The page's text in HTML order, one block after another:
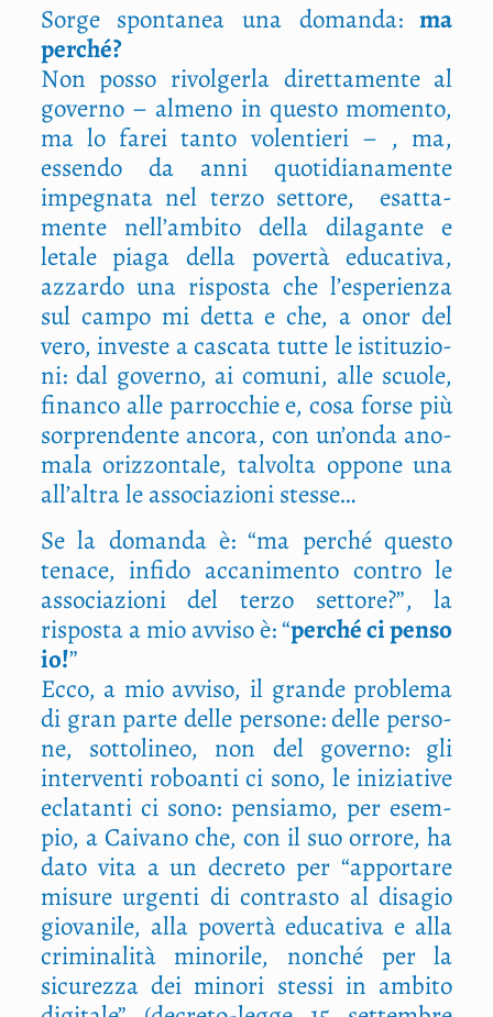
Sor­ge spon­ta­nea una doman­da:ma
per­ché?
Non pos­so rivol­ger­la diret­ta­men­te al
gover­no – alme­no in que­sto momen­to,
ma lo farei tan­to volen­tie­ri – , ma,
essen­do da anni quo­ti­dia­na­men­te
impe­gna­ta nel ter­zo set­to­re,
esat­ta­
men­te nell’ambito del­la dila­gan­te e
leta­le pia­ga del­la pover­tà edu­ca­ti­va,
azzar­do una rispo­sta che l’esperienza
sul cam­po mi det­ta e che, a onor del
vero, inve­ste a casca­ta tut­te le isti­tu­zio­
ni: dal gover­no, ai comu­ni, alle scuo­le,
finan­co alle par­roc­chie e, cosa for­se più
sor­pren­den­te anco­ra, con un’onda ano­
ma­la oriz­zon­ta­le, tal­vol­ta oppo­ne una
all’altra le asso­cia­zio­ni stesse…
Se la doman­da è: “ma per­ché que­sto
tena­ce, infi­do acca­ni­men­to con­tro le
asso­cia­zio­ni del ter­zo set­to­re?”, la
rispo­sta a mio avvi­so è: “per­ché ci pen­so
io!”
Ecco, a mio avvi­so, il gran­de pro­ble­ma
di gran par­te del­le per­so­ne: del­le per­so­
ne, sot­to­li­neo, non del gover­no: gli
inter­ven­ti roboan­ti ci sono, le ini­zia­ti­ve
ecla­tan­ti ci sono: pen­sia­mo, per esem­
pio, a Cai­va­no che, con il suo orro­re, ha
dato vita a un decre­to per “appor­ta­re
misu­re urgen­ti di con­tra­sto al disa­gio
gio­va­ni­le, alla pover­tà edu­ca­ti­va e alla
cri­mi­na­li­tà mino­ri­le, non­ché per la
sicu­rez­za dei mino­ri stes­si in ambi­to